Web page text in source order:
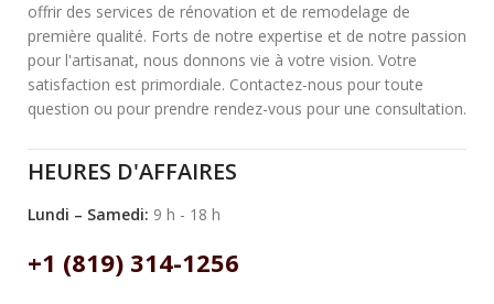
offrir des services de rénovation et de remodelage de
première qualité. Forts de notre expertise et de notre passion
pour l'artisanat, nous donnons vie à votre vision. Votre
satisfaction est primordiale. Contactez-nous pour toute
question ou pour prendre rendez-vous pour une consultation.
HEURES D'AFFAIRES
Lundi – Samedi: 9 h - 18 h
+1 (819) 314-1256